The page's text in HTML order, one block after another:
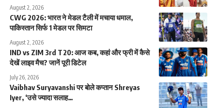
August 2, 2026
CWG 2026: भारत ने मेडल टैली में मचाया धमाल,
पाकिस्तान सिर्फ 1 मेडल पर सिमटा
August 2, 2026
IND vs ZIM 3rd T20: आज कब, कहां और फ्री में कैसे
देखें लाइव मैच? जानें पूरी डिटेल
July 26, 2026
Vaibhav Suryavanshi पर बोले कप्तान Shreyas
Iyer, ‘उसे ज्यादा सलाह…